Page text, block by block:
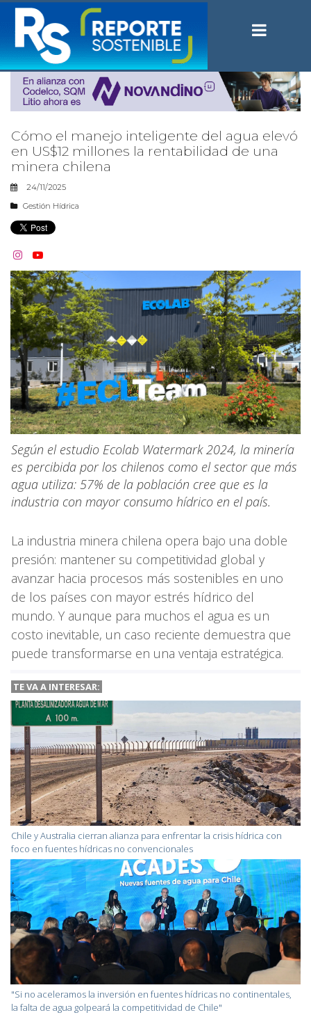
Cómo el manejo inteligente del agua elevó
en US$12 millones la rentabilidad de una
minera chilena
24/11/2025
Gestión Hídrica
 
Según el estudio Ecolab Watermark 2024, la minería
es percibida por los chilenos como el sector que más
agua utiliza: 57% de la población cree que es la
industria con mayor consumo hídrico en el país.
La industria minera chilena opera bajo una doble
presión: mantener su competitividad global y
avanzar hacia procesos más sostenibles en uno
de los países con mayor estrés hídrico del
mundo. Y aunque para muchos el agua es un
costo inevitable, un caso reciente demuestra que
puede transformarse en una ventaja estratégica.
TE VA A INTERESAR:
Chile y Australia cierran alianza para enfrentar la crisis hídrica con
foco en fuentes hídricas no convencionales
"Si no aceleramos la inversión en fuentes hídricas no continentales,
la falta de agua golpeará la competitividad de Chile"